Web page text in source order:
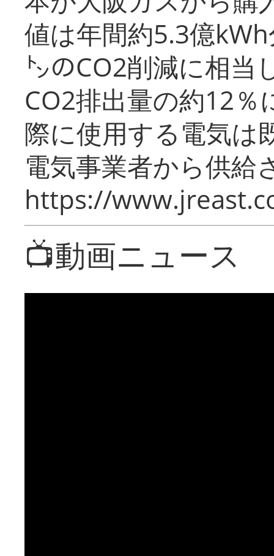
値は年間約5.3億
㌧のCO2削減に相当
CO2排出量の約12％
際に使用する電気は
電気事業者から供給
https://
📺動画ニュース